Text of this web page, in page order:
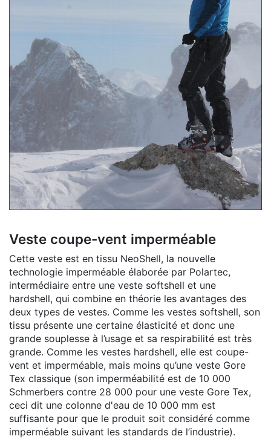
Veste coupe-vent imperméable
Cette veste est en tissu NeoShell, la nouvelle
technologie imperméable élaborée par Polartec,
intermédiaire entre une veste softshell et une
hardshell, qui combine en théorie les avantages des
deux types de vestes. Comme les vestes softshell, son
tissu présente une certaine élasticité et donc une
grande souplesse à l’usage et sa respirabilité est très
grande. Comme les vestes hardshell, elle est coupe-
vent et imperméable, mais moins qu’une veste Gore
Tex classique (son imperméabilité est de 10 000
Schmerbers contre 28 000 pour une veste Gore Tex,
ceci dit une colonne d'eau de 10 000 mm est
suffisante pour que le produit soit considéré comme
imperméable suivant les standards de l’industrie).